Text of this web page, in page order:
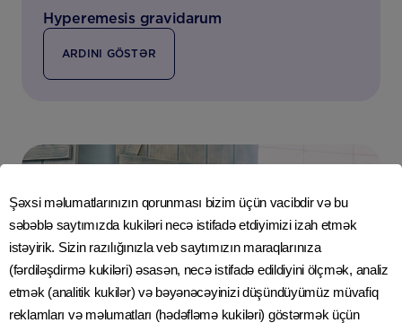
Hyperemesis gravidarum
ARDINI GÖSTƏR
Şəxsi məlumatlarınızın qorunması bizim üçün vacibdir və bu
səbəblə saytımızda kukiləri necə istifadə etdiyimizi izah etmək
istəyirik. Sizin razılığınızla veb saytımızın maraqlarınıza
(fərdiləşdirmə kukiləri) əsasən, necə istifadə edildiyini ölçmək, analiz
etmək (analitik kukilər) və bəyənəcəyinizi düşündüyümüz müvafiq
reklamları və məlumatları (hədəfləmə kukiləri) göstərmək üçün